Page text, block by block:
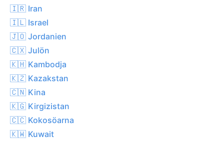
🇮🇷 Iran
🇮🇱 Israel
🇯🇴 Jordanien
🇨🇽 Julön
🇰🇭 Kambodja
🇰🇿 Kazakstan
🇨🇳 Kina
🇰🇬 Kirgizistan
🇨🇨 Kokosöarna
🇰🇼 Kuwait